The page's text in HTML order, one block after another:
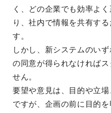
く、どの企業でも効率よ
り、社内で情報を共有す
す。
しかし、新システムのい
の同意が得られなければ
せん。
要望や意見は、目的や立
ですが、企画の前に目的